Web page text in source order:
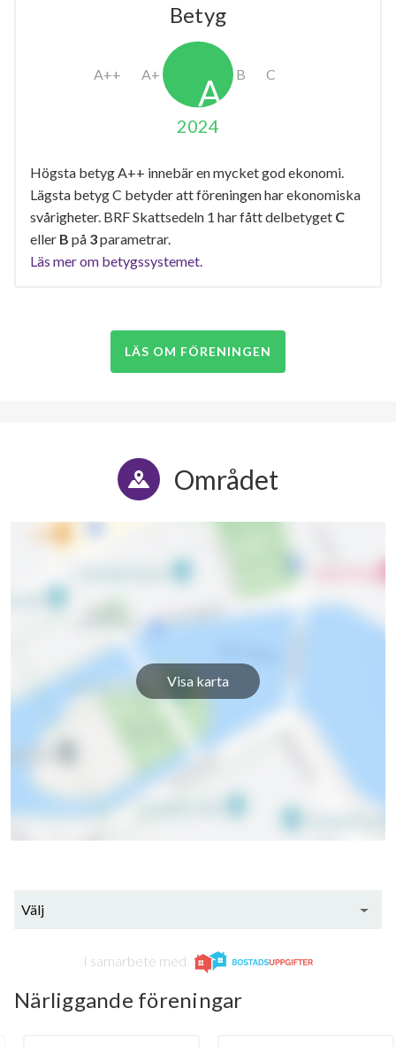
Betyg
2024
Högsta betyg A++ innebär en mycket god ekonomi.
Lägsta betyg C betyder att föreningen har ekonomiska
svårigheter. BRF Skattsedeln 1 har fått delbetyget C
eller B på 3parametrar.
Läs mer om betygssystemet.
LÄS OM FÖRENINGEN
Området
Visa karta
Välj
I samarbete med
Närliggande föreningar